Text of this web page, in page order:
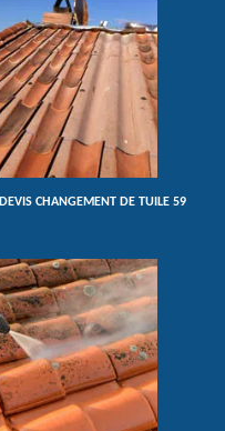
DEVIS CHANGEMENT DE TUILE 59